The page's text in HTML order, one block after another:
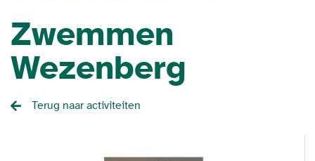
Zwemmen
Wezenberg
Terug naar activiteiten